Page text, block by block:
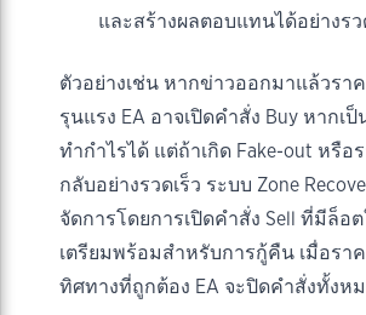
และสร้างผลตอบแทนได้อย่างรว
ตัวอย่างเช่น หากข่าวออกมาแล้วรา
รุนแรง EA อาจเปิดคำสั่ง Buy หากเ
ทำกำไรได้ แต่ถ้าเกิด Fake-out หรือ
กลับอย่างรวดเร็ว ระบบ Zone
จัดการโดยการเปิดคำสั่ง Sell ที่มีล็อ
เตรียมพร้อมสำหรับการกู้คืน เมื่อรา
ทิศทางที่ถูกต้อง EA จะปิดคำสั่งทั้งห